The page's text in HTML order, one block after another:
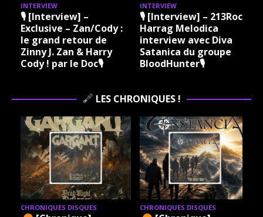
INTERVIEW
🎙 [Interview] –
Exclusive – Zan/Cody :
le grand retour de
Zinny J. Zan & Harry
Cody ! par le Doc🎙
INTERVIEW
🎙 [Interview] – 213Rock
Harrag Melodica
interview avec Diva
Satanica du groupe
BloodHunter🎙
LES CHRONIQUES !
CHRONIQUES DISQUES CHRONIQUES DISQUES